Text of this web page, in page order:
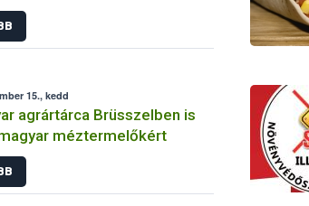
fogékony állatok
15., kedd
agrártárca Brüsszelben is
méztermelőkért